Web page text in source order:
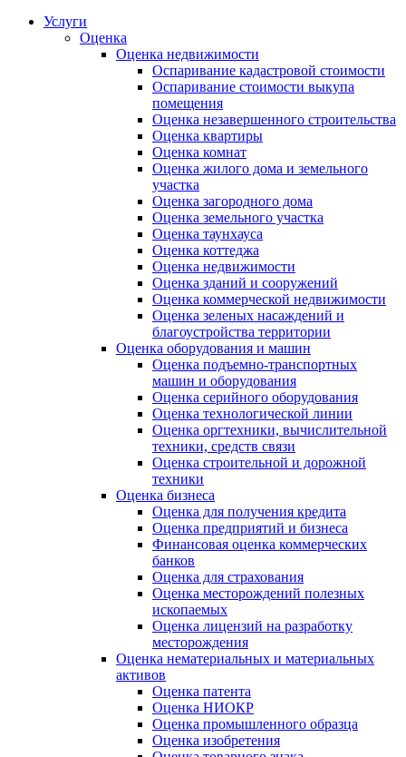
Услуги
Оценка
Оценка недвижимости
Оспаривание кадастровой стоимости
Оспаривание стоимости выкупа
помещения
Оценка незавершенного строительства
Оценка квартиры
Оценка комнат
Оценка жилого дома и земельного
участка
Оценка загородного дома
Оценка земельного участка
Оценка таунхауса
Оценка коттеджа
Оценка недвижимости
Оценка зданий и сооружений
Оценка коммерческой недвижимости
Оценка зеленых насаждений и
благоустройства территории
Оценка оборудования и машин
Оценка подъемно-транспортных
машин и оборудования
Оценка серийного оборудования
Оценка технологической линии
Оценка оргтехники, вычислительной
техники, средств связи
Оценка строительной и дорожной
техники
Оценка бизнеса
Оценка для получения кредита
Оценка предприятий и бизнеса
Финансовая оценка коммерческих
банков
Оценка для страхования
Оценка месторождений полезных
ископаемых
Оценка лицензий на разработку
месторождения
Оценка нематериальных и материальных
активов
Оценка патента
Оценка НИОКР
Оценка промышленного образца
Оценка изобретения